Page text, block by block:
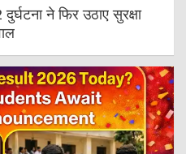
ने फिर उठाए सुरक्षा